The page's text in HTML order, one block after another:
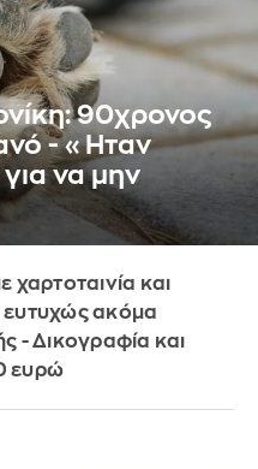
90χρονος
- «Ηταν
να μην
χαρτοταινία και
ακόμα
- Δικογραφία και
ευρώ